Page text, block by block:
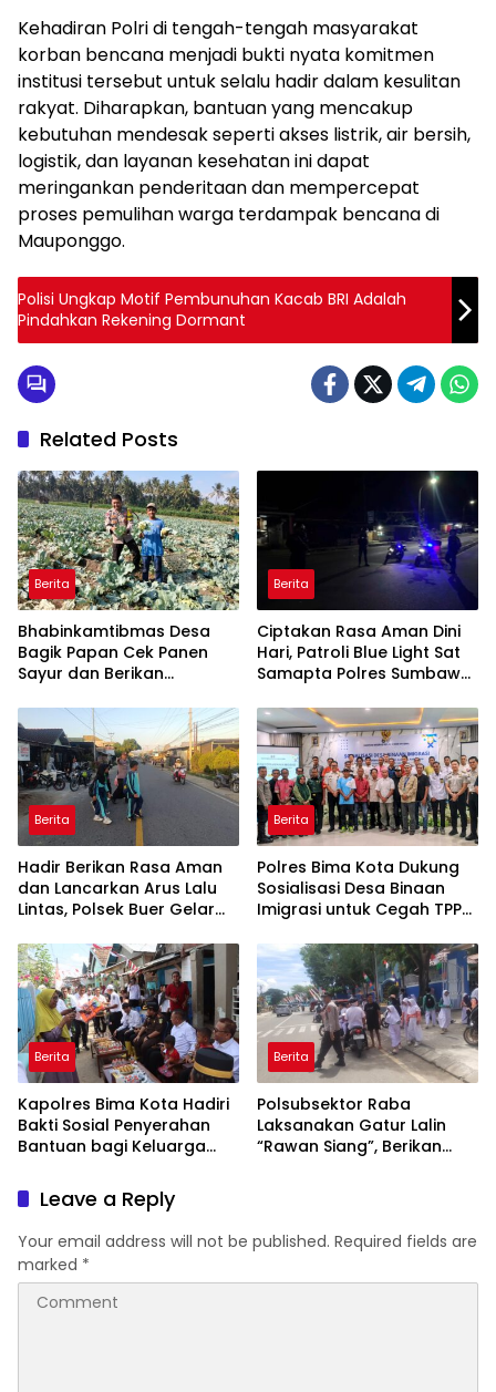
Kehadiran Polri di tengah-tengah masyarakat
korban bencana menjadi bukti nyata komitmen
institusi tersebut untuk selalu hadir dalam kesulitan
rakyat. Diharapkan, bantuan yang mencakup
kebutuhan mendesak seperti akses listrik, air bersih,
logistik, dan layanan kesehatan ini dapat
meringankan penderitaan dan mempercepat
proses pemulihan warga terdampak bencana di
Mauponggo.
Polisi Ungkap Motif Pembunuhan Kacab BRI Adalah
Pindahkan Rekening Dormant
Related Posts
Berita
Bhabinkamtibmas Desa
Bagik Papan Cek Panen
Sayur dan Berikan
kepada Warga
Berita
Ciptakan Rasa Aman Dini
Hari, Patroli Blue Light Sat
Samapta Polres Sumbawa
Antisipasi 3C
Berita
Hadir Berikan Rasa Aman
dan Lancarkan Arus Lalu
Lintas, Polsek Buer Gelar
Perenang
Berita
Polres Bima Kota Dukung
Sosialisasi Desa Binaan
Imigrasi untuk Cegah TPPO
Berita
Kapolres Bima Kota Hadiri
Bakti Sosial Penyerahan
Bantuan bagi Keluarga
Perahu di Teluk Bima
Berita
Polsubsektor Raba
Laksanakan Gatur Lalin
“Rawan Siang”, Berikan
Leave a Reply
Your email address will not be published. Required fields are
marked *